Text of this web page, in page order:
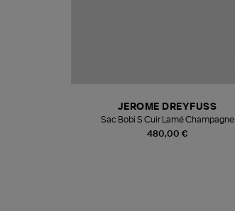
480,00 €
JEROME DREYFUSS
Sac Bobi S Cuir Lamé Champagne